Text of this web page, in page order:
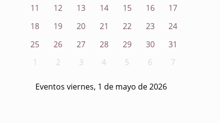
11
12 13 14 15 16
17
18
19 20 21 22 23
24
25
26 27 28 29 30
31
1
2 3 4 5 6 7
Eventos viernes, 1 de mayo de 2026